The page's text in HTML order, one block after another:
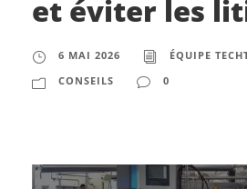
et éviter les
6 MAI 2026
ÉQUIPE
CONSEILS
0